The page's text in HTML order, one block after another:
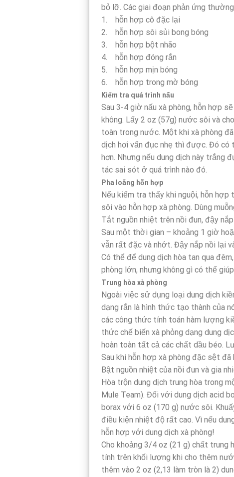
bỏ lỡ. Các giai đoạn phản ứng
1. hỗn hợp cô đặc lại
2. hỗn hợp sôi sủi bong bóng
3. hỗn hợp bột nhão
4. hỗn hợp đóng rắn
5. hỗn hợp mịn bóng
6. hỗn hợp trong mờ bóng
Kiểm tra quá trình nấu
Sau 3-4 giờ nấu xà phòng, hỗn hợp
không. Lấy 2 oz (57g) nước sôi và
toàn trong nước. Một khi xà phòng
dịch hơi vẩn đục nhẹ thì được. Đó có
hơn. Nhưng nếu dung dịch này trắng
tác sai sót ở quá trình nào đó.
Pha loãng hỗn hợp
Nếu kiểm tra thấy khi nguội, hỗn
sôi vào hỗn hợp xà phòng. Dùng
Tắt nguồn nhiệt trên nồi đun, đậy
Sau một thời gian – khoảng 1 giờ
vẫn rất đặc và nhớt. Đậy nắp nồi lại
Có thể để dung dịch hòa tan qua
phòng lớn, nhưng không gì có thể
Trung hòa xà phòng
Ngoài việc sử dụng loại dung dịch
dạng rắn là hình thức tạo thành của
các công thức tính toán hàm lượng
thức chế biến xà phỏng dạng dung
hoàn toàn tất cả các chất dầu béo.
Sau khi hỗn hợp xà phòng đặc sệt
Bật nguồn nhiệt của nồi đun và gia
Hòa trộn dung dịch trung hòa trong
Mule Team). Đối với dung dịch acid
borax với 6 oz (170 g) nước sôi.
điều kiện nhiệt độ rất cao. Vì nếu
hỗn hợp với dung dịch xà phòng!
Cho khoảng 3/4 oz (21 g) chất trung
tính trên khối lượng khi cho thêm
thêm vào 2 oz (2,13 làm tròn là 2)